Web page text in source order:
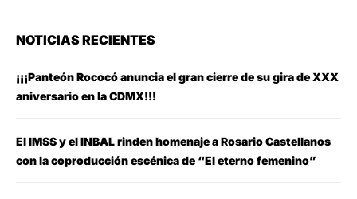
NOTICIAS RECIENTES
¡¡¡Panteón Rococó anuncia el gran cierre de su gira de XXX
aniversario en la CDMX!!!
El IMSS y el INBAL rinden homenaje a Rosario Castellanos
con la coproducción escénica de “El eterno femenino”